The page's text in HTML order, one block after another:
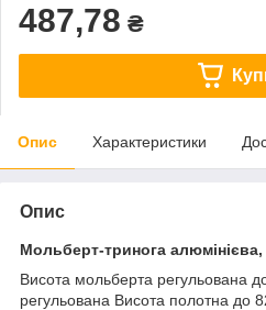
487,78 ₴
Опис Характеристики
Опис
Мольберт-тринога алюмінієва,
Висота мольберта регульована
регульована Висота полотна до